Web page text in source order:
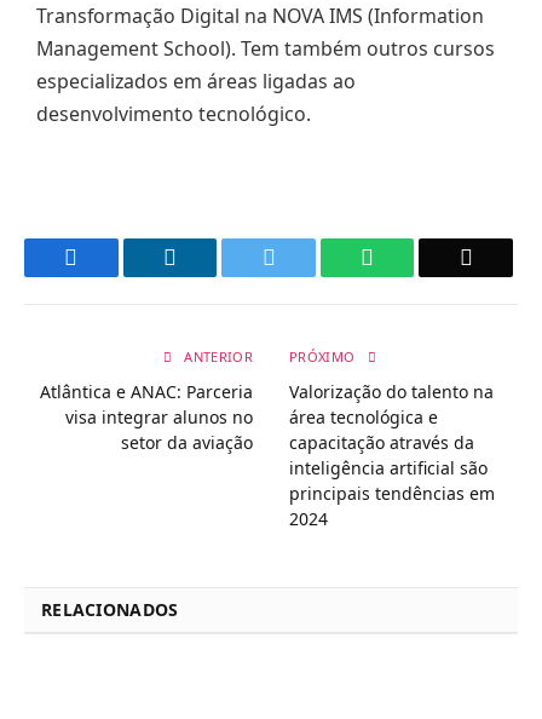
Transformação Digital na NOVA IMS (Information
Management School). Tem também outros cursos
especializados em áreas ligadas ao
desenvolvimento tecnológico.
WhatsApp
ANTERIOR
Atlântica e ANAC: Parceria
visa integrar alunos no
setor da aviação
PRÓXIMO
Valorização do talento na
área tecnológica e
capacitação através da
inteligência artificial são
principais tendências em
2024
RELACIONADOS